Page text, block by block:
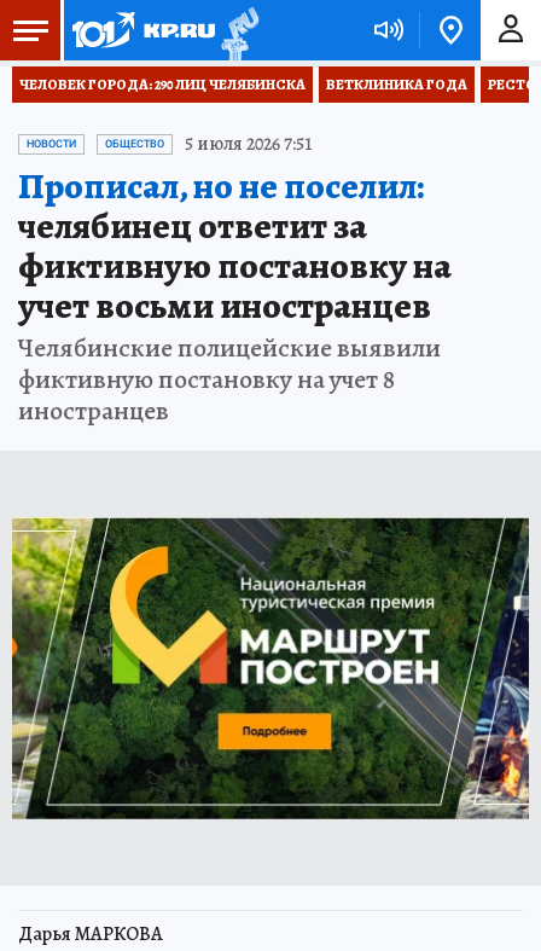
ЧЕЛОВЕК ГОРОДА: 290 ЛИЦ ЧЕЛЯБИНСКА ВЕТКЛИНИКА ГОДА
НОВОСТИ ОБЩЕСТВО 5 июля 2026 7:51
Прописал, но не поселил:
челябинец ответит за
фиктивную постановку на
учет восьми иностранцев
Челябинские полицейские выявили
фиктивную постановку на учет 8
иностранцев
Дарья МАРКОВА